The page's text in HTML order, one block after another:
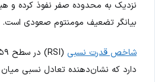
نزدیک به محدوده صفر نفوذ کرده و
بیانگر تضعیف مومنتوم صعودی است.
شاخص قدرت نسبی
دارد که نشان‌دهنده تعادل نسبی میان